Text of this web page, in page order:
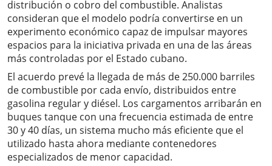
distribución o cobro del combustible. Analistas
consideran que el modelo podría convertirse en un
experimento económico capaz de impulsar mayores
espacios para la iniciativa privada en una de las áreas
más controladas por el Estado cubano.
El acuerdo prevé la llegada de más de 250.000 barriles
de combustible por cada envío, distribuidos entre
gasolina regular y diésel. Los cargamentos arribarán en
buques tanque con una frecuencia estimada de entre
30 y 40 días, un sistema mucho más eficiente que el
utilizado hasta ahora mediante contenedores
especializados de menor capacidad.